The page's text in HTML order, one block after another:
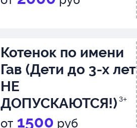
Котенок по имени
Гав (Дети до 3-х лет
НЕ
ДОПУСКАЮТСЯ!) 3+
от 1500 руб